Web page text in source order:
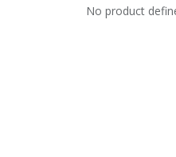
No product